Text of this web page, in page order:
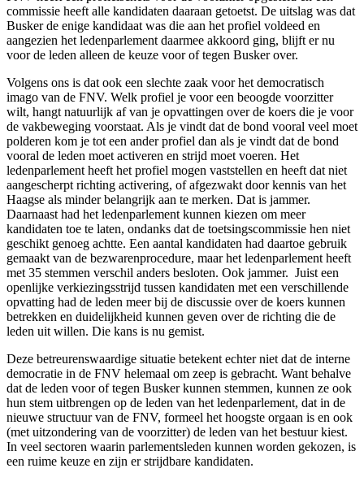
commissie heeft alle kandidaten daaraan getoetst. De uitslag was dat
Busker de enige kandidaat was die aan het profiel voldeed en
aangezien het ledenparlement daarmee akkoord ging, blijft er nu
voor de leden alleen de keuze voor of tegen Busker over.
Volgens ons is dat ook een slechte zaak voor het democratisch
imago van de FNV. Welk profiel je voor een beoogde voorzitter
wilt, hangt natuurlijk af van je opvattingen over de koers die je voor
de vakbeweging voorstaat. Als je vindt dat de bond vooral veel moet
polderen kom je tot een ander profiel dan als je vindt dat de bond
vooral de leden moet activeren en strijd moet voeren. Het
ledenparlement heeft het profiel mogen vaststellen en heeft dat niet
aangescherpt richting activering, of afgezwakt door kennis van het
Haagse als minder belangrijk aan te merken. Dat is jammer.
Daarnaast had het ledenparlement kunnen kiezen om meer
kandidaten toe te laten, ondanks dat de toetsingscommissie hen niet
geschikt genoeg achtte. Een aantal kandidaten had daartoe gebruik
gemaakt van de bezwarenprocedure, maar het ledenparlement heeft
met 35 stemmen verschil anders besloten. Ook jammer. Juist een
openlijke verkiezingsstrijd tussen kandidaten met een verschillende
opvatting had de leden meer bij de discussie over de koers kunnen
betrekken en duidelijkheid kunnen geven over de richting die de
leden uit willen. Die kans is nu gemist.
Deze betreurenswaardige situatie betekent echter niet dat de interne
democratie in de FNV helemaal om zeep is gebracht. Want behalve
dat de leden voor of tegen Busker kunnen stemmen, kunnen ze ook
hun stem uitbrengen op de leden van het ledenparlement, dat in de
nieuwe structuur van de FNV, formeel het hoogste orgaan is en ook
(met uitzondering van de voorzitter) de leden van het bestuur kiest.
In veel sectoren waarin parlementsleden kunnen worden gekozen, is
een ruime keuze en zijn er strijdbare kandidaten.